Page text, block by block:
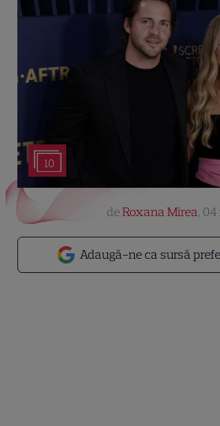
10
Adaugă-ne ca sursă
deRoxana Mirea, 04